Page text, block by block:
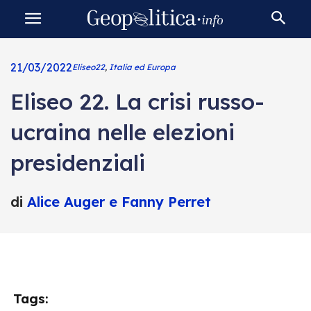
21/03/2022Eliseo22, Italia ed Europa
Eliseo 22. La crisi russo-
ucraina nelle elezioni
presidenziali
di Alice Auger e Fanny Perret
Tags: